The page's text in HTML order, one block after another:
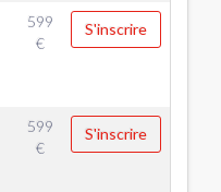
599
€
S'inscrire
599
€
S'inscrire